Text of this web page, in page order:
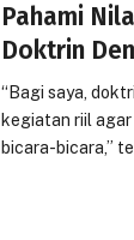
Pahami
Doktrin
“Bagi saya,
kegiatan riil
bicara-bicara,”